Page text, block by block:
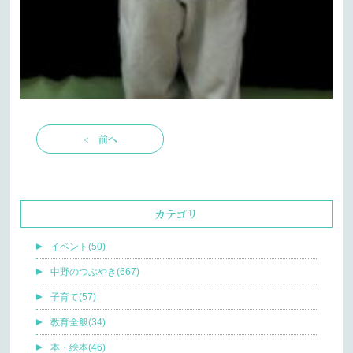
< 前へ
カテゴリ
イベント(50)
中野のつぶやき(667)
子育て(57)
教育全般(34)
本・絵本(46)